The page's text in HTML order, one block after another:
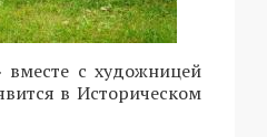
вместе с художницей
в Историческом